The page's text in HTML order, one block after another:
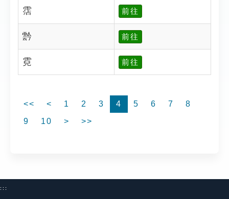
霑 前往
霒 前往
霓 前往
<< < 1 2 3 4 5 6 7
8
9
10 > >>
:::